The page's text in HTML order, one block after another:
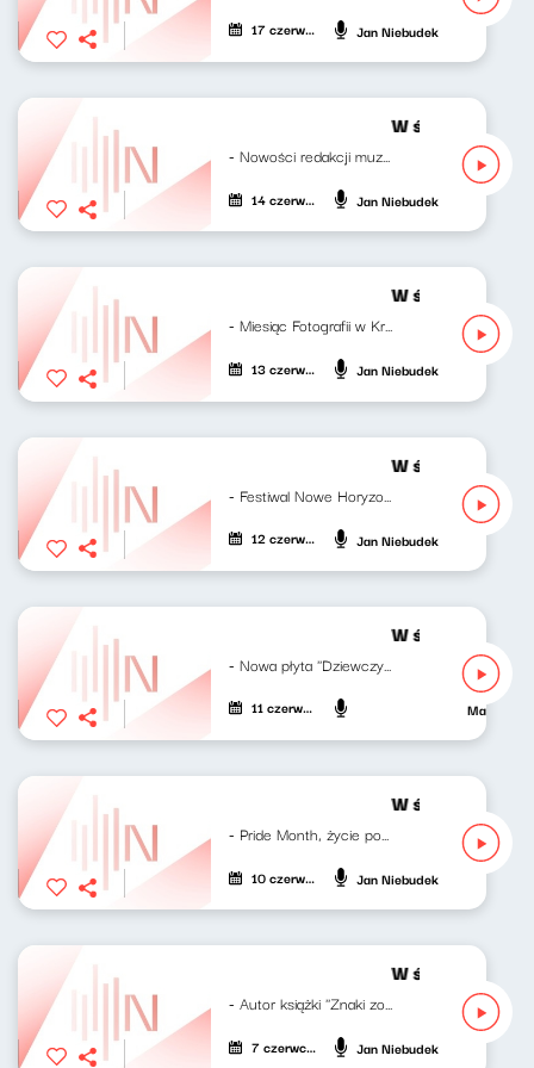
17 czerwca 2024 Jan Niebudek
W środku dnia
- Nowości redakcji muzycznej RNŚ Marcelina...
14 czerwca 2024 Jan Niebudek
W środku dnia
- Miesiąc Fotografii w Krakowie Goście:...
13 czerwca 2024 Jan Niebudek
W środku dnia
12 czerwca 2024 Jan Niebudek
W środku dnia
11 czerwca 2024 Mateusz
W środku dnia
- Pride Month, życie poza Polską i powody...
10 czerwca 2024 Jan Niebudek
W środku dnia
- Autor książki ''Znaki zodiaku'' Gość:...
7 czerwca 2024 Jan Niebudek